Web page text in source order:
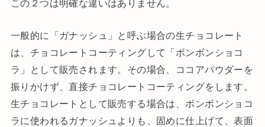
この２つは明確な違いはありません。
一般的に「ガナッシュ」と呼ぶ場合の生チョコレート
は、チョコレートコーティングして「ボンボンショコ
ラ」として販売されます。その場合、ココアパウダーを
振りかけず、直接チョコレートコーティングをします。
生チョコレートとして販売する場合は、ボンボンショコ
ラに使われるガナッシュよりも、固めに仕上げて、表面